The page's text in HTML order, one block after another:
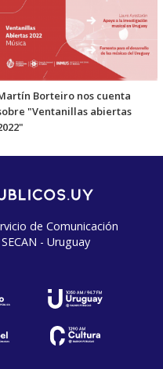
Borteiro nos cuenta
"Ventanillas abiertas
de Comunicación
- Uruguay